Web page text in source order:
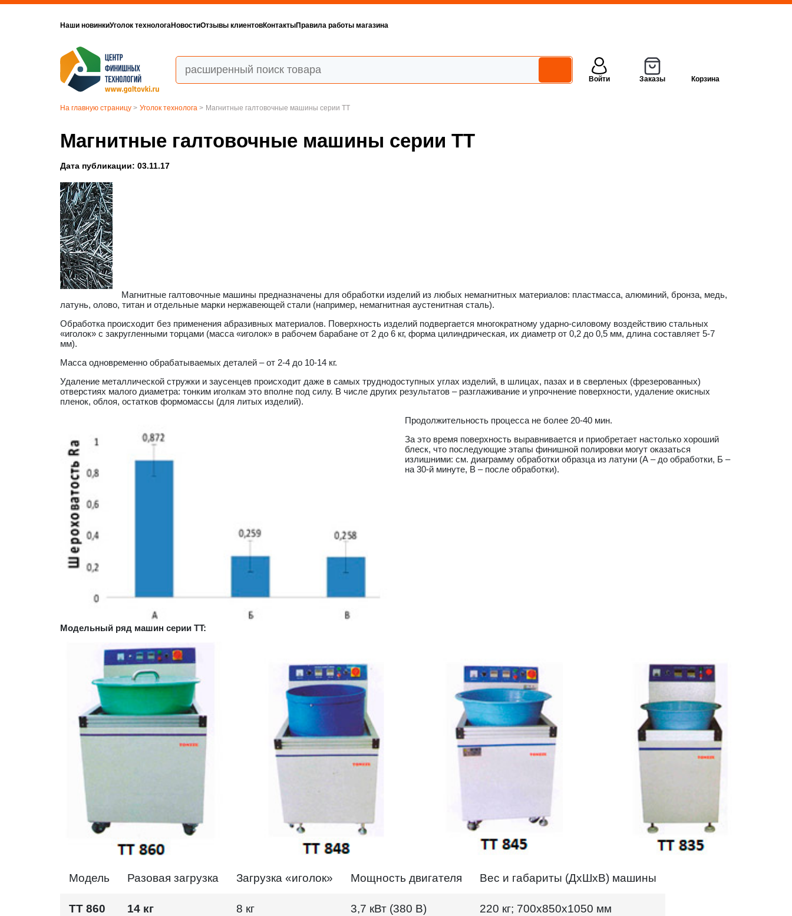
Наши новинкиУголок технологаНовостиОтзывы клиентовКонтактыПравила работы магазина
Войти Заказы Корзина
На главную страницу > Уголок технолога > Магнитные галтовочные машины серии TT
Магнитные галтовочные машины серии TT
Дата публикации: 03.11.17
Магнитные галтовочные машины предназначены для обработки изделий из любых немагнитных материалов: пластмасса, алюминий, бронза, медь,
латунь, олово, титан и отдельные марки нержавеющей стали (например, немагнитная аустенитная сталь).
Обработка происходит без применения абразивных материалов. Поверхность изделий подвергается многократному ударно-силовому воздействию стальных
«иголок» с закругленными торцами (масса «иголок» в рабочем барабане от 2 до 6 кг, форма цилиндрическая, их диаметр от 0,2 до 0,5 мм, длина составляет 5-7
мм).
Масса одновременно обрабатываемых деталей – от 2-4 до 10-14 кг.
Удаление металлической стружки и заусенцев происходит даже в самых труднодоступных углах изделий, в шлицах, пазах и в сверленых (фрезерованных)
отверстиях малого диаметра: тонким иголкам это вполне под силу. В числе других результатов – разглаживание и упрочнение поверхности, удаление окисных
пленок, облоя, остатков формомассы (для литых изделий).
Продолжительность процесса не более 20-40 мин.
За это время поверхность выравнивается и приобретает настолько хороший
блеск, что последующие этапы финишной полировки могут оказаться
излишними: см. диаграмму обработки образца из латуни (А – до обработки, Б –
на 30-й минуте, В – после обработки).
Модельный ряд машин серии TT:
Модель Разовая загрузка Загрузка «иголок» Мощность двигателя Вес и габариты (ДхШхВ) машины
TT 860 14 кг 8 кг 3,7 кВт (380 В) 220 кг; 700х850х1050 мм